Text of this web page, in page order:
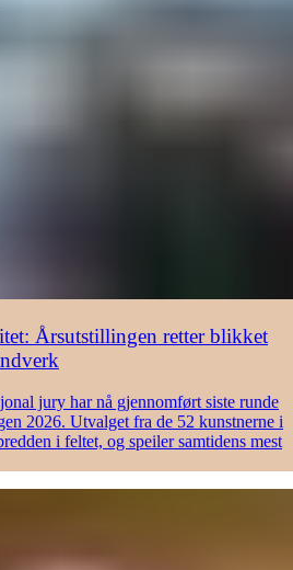
Årsutstillingen retter blikket
jury har nå gjennomført siste runde
2026. Utvalget fra de 52 kunstnerne i
i feltet, og speiler samtidens mest